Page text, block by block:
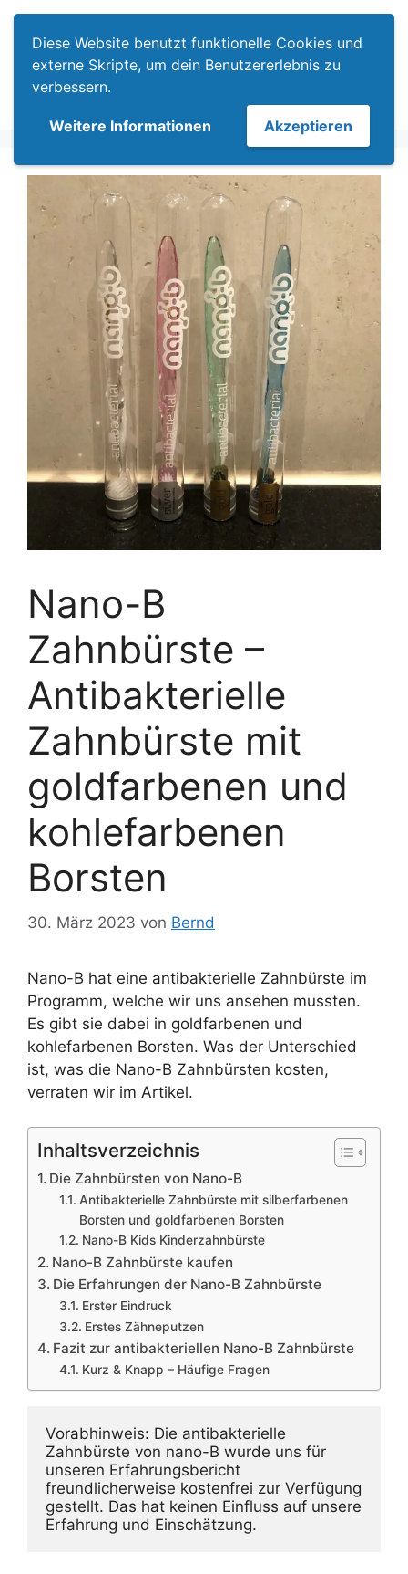
Diese Website benutzt funktionelle Cookies und
externe Skripte, um dein Benutzererlebnis zu
verbessern.
Weitere Informationen Akzeptieren
Zum
Inhalt
springen
Nano-B
Zahnbürste –
Antibakterielle
Zahnbürste mit
goldfarbenen und
kohlefarbenen
Borsten
30. März 2023 von Bernd
Nano-B hat eine antibakterielle Zahnbürste im
Programm, welche wir uns ansehen mussten.
Es gibt sie dabei in goldfarbenen und
kohlefarbenen Borsten. Was der Unterschied
ist, was die Nano-B Zahnbürsten kosten,
verraten wir im Artikel.
Inhaltsverzeichnis
Die Zahnbürsten von Nano-B
Antibakterielle Zahnbürste mit silberfarbenen
Borsten und goldfarbenen Borsten
Nano-B Kids Kinderzahnbürste
Nano-B Zahnbürste kaufen
Die Erfahrungen der Nano-B Zahnbürste
Erster Eindruck
Erstes Zähneputzen
Fazit zur antibakteriellen Nano-B Zahnbürste
Kurz & Knapp – Häufige Fragen
Vorabhinweis: Die antibakterielle
Zahnbürste von nano-B wurde uns für
unseren Erfahrungsbericht
freundlicherweise kostenfrei zur Verfügung
gestellt. Das hat keinen Einfluss auf unsere
Erfahrung und Einschätzung.